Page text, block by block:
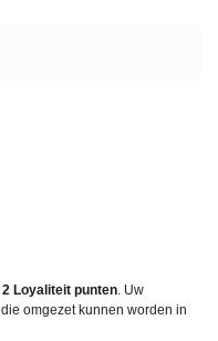
2 Loyaliteit punten. Uw
die omgezet kunnen worden in